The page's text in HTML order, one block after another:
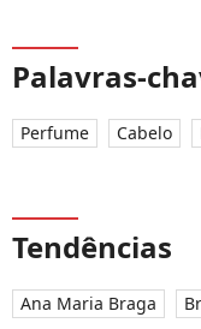
Palavras-
Perfume Cabelo
Tendências
Ana Maria Braga